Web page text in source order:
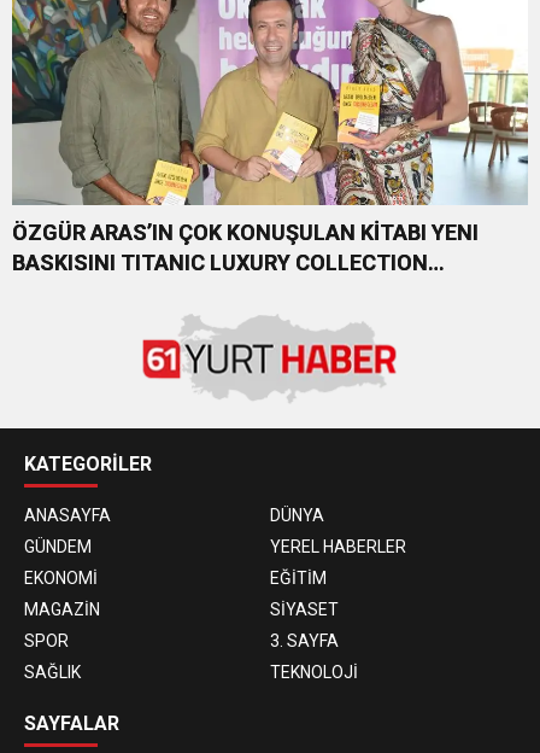
ÖZGÜR ARAS’IN ÇOK KONUŞULAN KİTABI YENI
BASKISINI TITANIC LUXURY COLLECTION
KATEGORİLER
ANASAYFA
DÜNYA
GÜNDEM
YEREL HABERLER
EKONOMİ
EĞİTİM
MAGAZİN
SİYASET
SPOR
3. SAYFA
SAĞLIK
TEKNOLOJİ
SAYFALAR